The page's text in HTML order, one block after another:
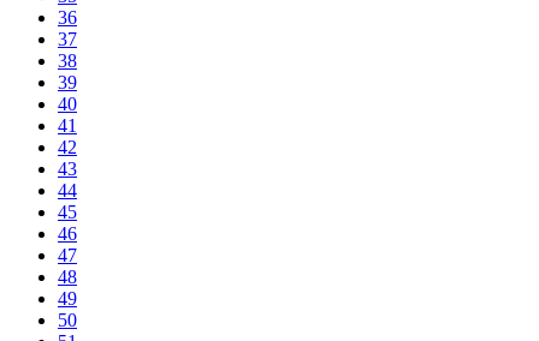
36
37
38
39
40
41
42
43
44
45
46
47
48
49
50